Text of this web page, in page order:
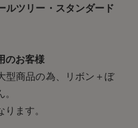
ルツリー・スタンダード
のお客様
型商品の為、リボン＋ぼ
ます。